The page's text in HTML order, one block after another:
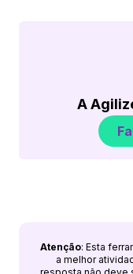
A
Atenção: Esta
a melhor